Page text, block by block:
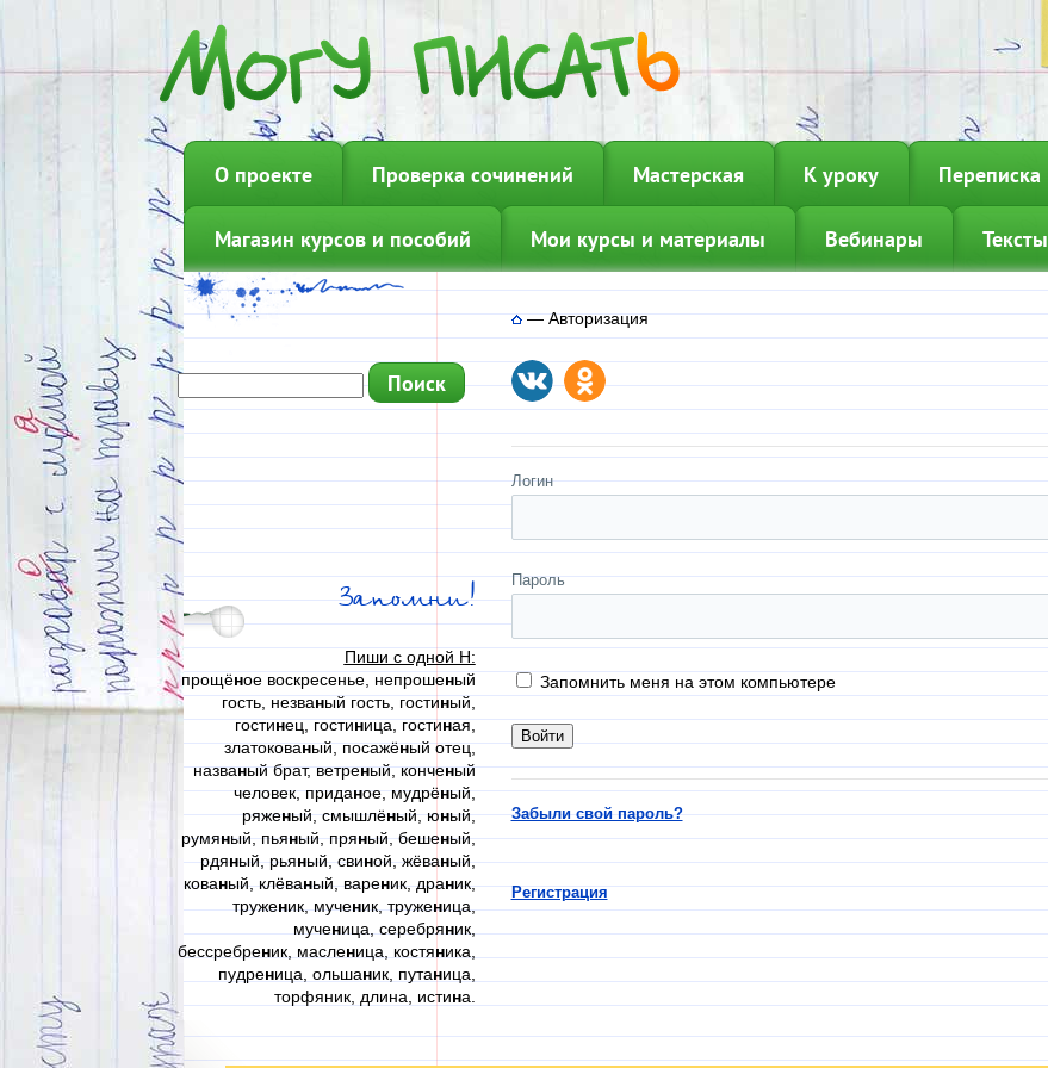
О проекте Проверка сочинений Мастерская К уроку Переписка
Магазин курсов и пособий Мои курсы и материалы Вебинары Тексты
Запомни!
Пиши с одной Н:
прощёное воскресенье, непрошеный
гость, незваный гость, гостиный,
гостинец, гостиница, гостиная,
златокованый, посажёный отец,
названый брат, ветреный, конченый
человек, приданое, мудрёный,
ряженый, смышлёный, юный,
румяный, пьяный, пряный, бешеный,
рдяный, рьяный, свиной, жёваный,
кованый, клёваный, вареник, драник,
труженик, мученик, труженица,
мученица, серебряник,
бессребреник, масленица, костяника,
пудреница, ольшаник, путаница,
торфяник, длина, истина.
—Авторизация
Логин
Пароль
Запомнить меня на этом компьютере
Забыли свой пароль?
Регистрация